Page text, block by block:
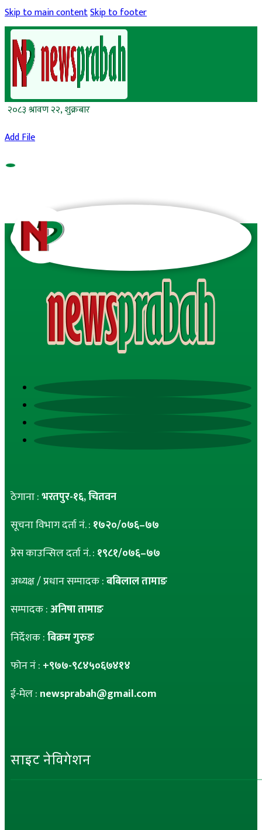
Skip to main contentSkip to footer
२०८३ श्रावण २२, शुक्रबार
Add File
ठेगाना :भरतपुर-१६, चितवन
सूचना विभाग दर्ता नं. : १७२०/०७६–७७
प्रेस काउन्सिल दर्ता नं. : १९८१/०७६–७७
अध्यक्ष / प्रधान सम्पादक :बबिलाल तामाङ
सम्पादक :अनिषा तामाङ
निर्देशक :बिक्रम गुरुङ
फोन नं : +९७७-९८४५०६७४१४
ई-मेल : newsprabah@gmail.com
साइट नेविगेशन